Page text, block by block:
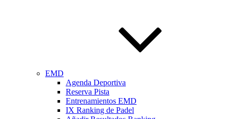
EMD
Agenda Deportiva
Reserva Pista
Entrenamientos EMD
IX Ranking de Padel